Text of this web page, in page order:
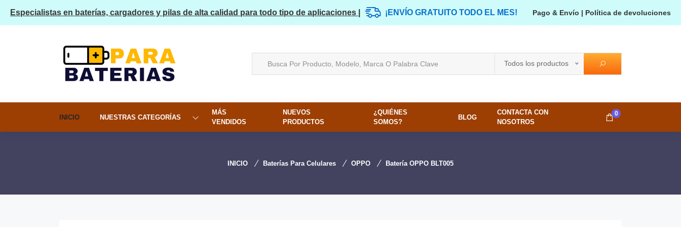
Especialistas en baterías, cargadores y pilas de alta calidad para todo tipo de aplicaciones | ¡ENVÍO GRATUITO TODO EL MES! Pago & Envío | Política de devoluciones
Todos los productos
INICIO NUESTRAS CATEGORÍAS
MÁS
VENDIDOS
NUEVOS
PRODUCTOS
¿QUIÉNES
SOMOS?
BLOG
CONTACTA CON
NOSOTROS
0
INICIO Baterías Para Celulares OPPO Batería OPPO BLT005